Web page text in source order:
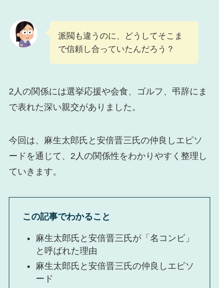
派閥も違うのに、どうしてそこま
で信頼し合っていたんだろう？
2人の関係には選挙応援や会食、ゴルフ、弔辞にま
で表れた深い親交がありました。
今回は、麻生太郎氏と安倍晋三氏の仲良しエピソ
ードを通じて、2人の関係性をわかりやすく整理し
ていきます。
この記事でわかること
麻生太郎氏と安倍晋三氏が「名コンビ」
と呼ばれた理由
麻生太郎氏と安倍晋三氏の仲良しエピソ
ード